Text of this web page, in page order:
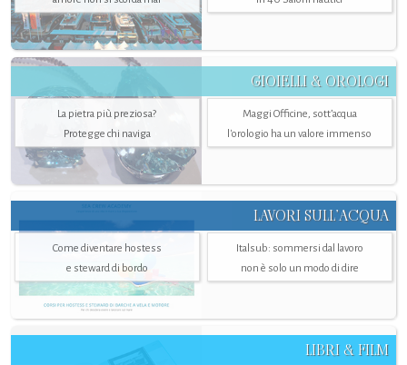
GIOIELLI & OROLOGI
La pietra più preziosa?
Protegge chi naviga
Maggi Officine, sott’acqua
l'orologio ha un valore immenso
LAVORI SULL’ACQUA
Come diventare hostess
e steward di bordo
Italsub: sommersi dal lavoro
non è solo un modo di dire
LIBRI & FILM